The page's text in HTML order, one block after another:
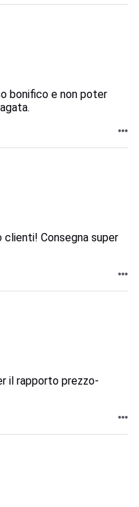
bonifico e non poter
Consegna super
il rapporto prezzo-